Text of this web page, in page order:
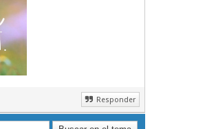
Responder